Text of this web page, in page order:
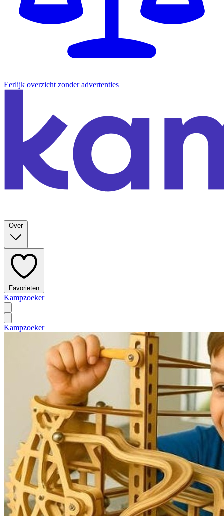
Eerlijk overzicht zonder advertenties
Over
Favorieten
Kampzoeker
Kampzoeker